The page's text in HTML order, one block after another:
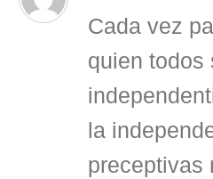
Cada vez
quien todos
la
preceptivas